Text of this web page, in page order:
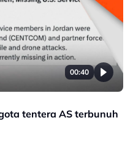
00:40
tentera AS terbunuh